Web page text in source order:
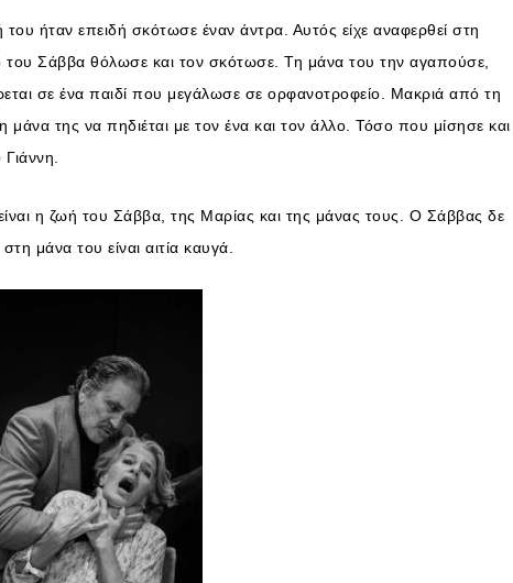
ήταν επειδή σκότωσε έναν άντρα. Αυτός είχε αναφερθεί στη
του Σάββα θόλωσε και τον σκότωσε. Τη μάνα του την αγαπούσε,
σε ένα παιδί που μεγάλωσε σε ορφανοτροφείο. Μακριά από τη
της να πηδιέται με τον ένα και τον άλλο. Τόσο που μίσησε και
η ζωή του Σάββα, της Μαρίας και της μάνας τους. Ο Σάββας δε
μάνα του είναι αιτία καυγά.